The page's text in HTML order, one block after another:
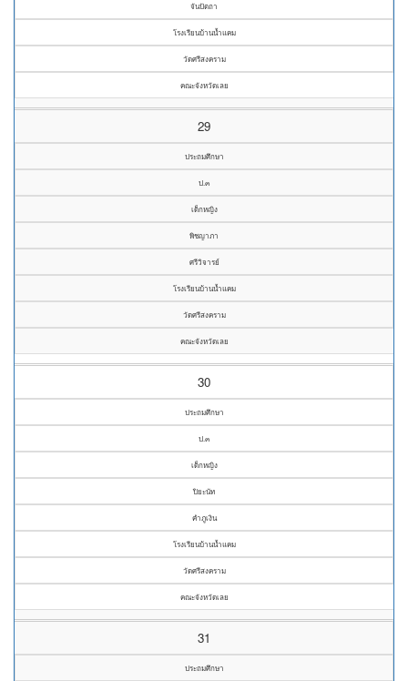
จันปัตถา
โรงเรียนบ้านน้ำแคม
วัดศรีสงคราม
คณะจังหวัดเลย
29
ประถมศึกษา
ป.๓
เด็กหญิง
พิชญาภา
ศรีวิจารย์
โรงเรียนบ้านน้ำแคม
วัดศรีสงคราม
คณะจังหวัดเลย
30
ประถมศึกษา
ป.๓
เด็กหญิง
ปิยะนัท
คำภูเงิน
โรงเรียนบ้านน้ำแคม
วัดศรีสงคราม
คณะจังหวัดเลย
31
ประถมศึกษา